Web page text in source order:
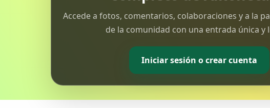
Accede a fotos, comentarios, colaboraciones y a la
de la comunidad con una entrada única y
Iniciar sesión o crear cuenta